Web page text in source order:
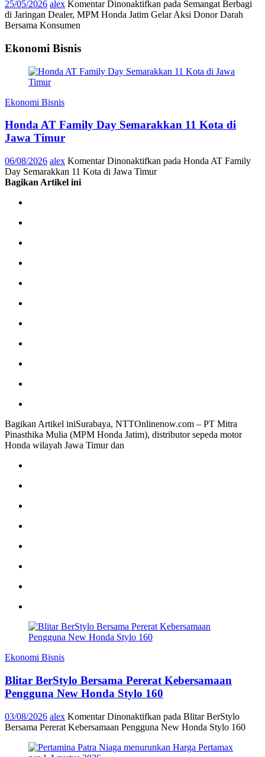
25/05/2026 alex Komentar Dinonaktifkan pada Semangat Berbagi
di Jaringan Dealer, MPM Honda Jatim Gelar Aksi Donor Darah
Bersama Konsumen
Ekonomi Bisnis
Ekonomi Bisnis
Honda AT Family Day Semarakkan 11 Kota di
Jawa Timur
06/08/2026 alex Komentar Dinonaktifkan pada Honda AT Family
Day Semarakkan 11 Kota di Jawa Timur
Bagikan Artikel ini
Bagikan Artikel iniSurabaya, NTTOnlinenow.com – PT Mitra
Pinasthika Mulia (MPM Honda Jatim), distributor sepeda motor
Honda wilayah Jawa Timur dan
Ekonomi Bisnis
Blitar BerStylo Bersama Pererat Kebersamaan
Pengguna New Honda Stylo 160
03/08/2026 alex Komentar Dinonaktifkan pada Blitar BerStylo
Bersama Pererat Kebersamaan Pengguna New Honda Stylo 160